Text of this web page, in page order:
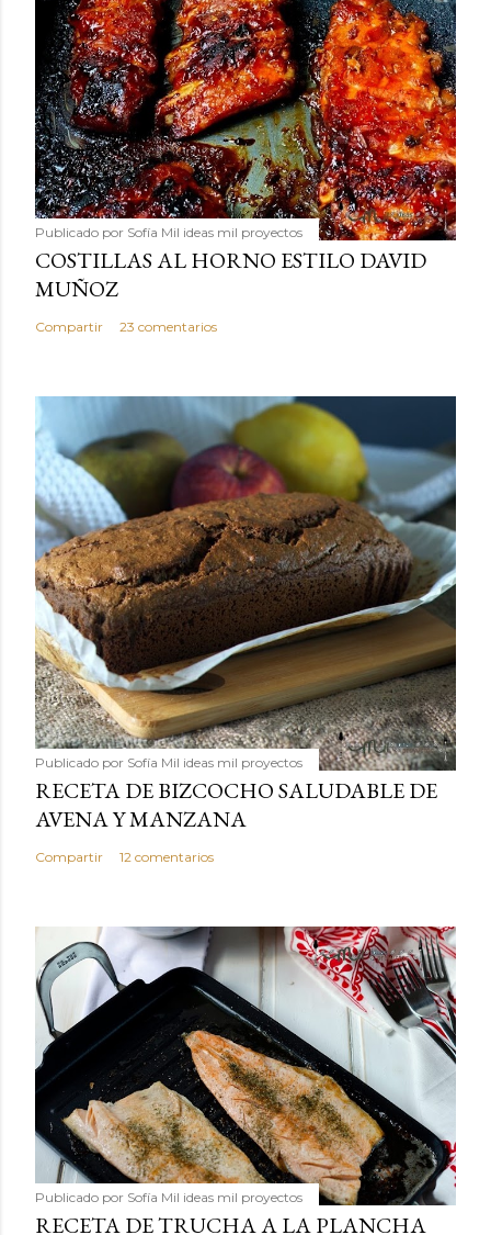
Publicado por Sofía Mil ideas mil proyectos
COSTILLAS AL HORNO ESTILO DAVID
MUÑOZ
Compartir 23 comentarios
Publicado por Sofía Mil ideas mil proyectos
RECETA DE BIZCOCHO SALUDABLE DE
AVENA Y MANZANA
Compartir 12 comentarios
Publicado por Sofía Mil ideas mil proyectos
RECETA DE TRUCHA A LA PLANCHA